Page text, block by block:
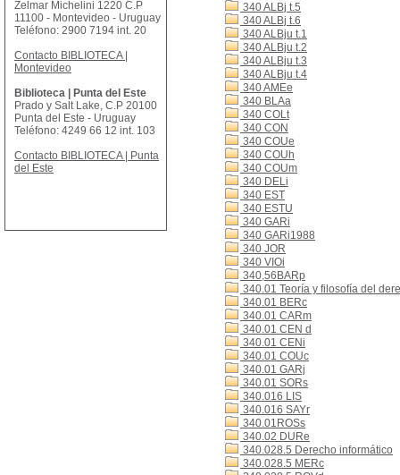
340 ALBj t.5
340 ALBj t.6
340 ALBju t.1
340 ALBju t.2
340 ALBju t.3
340 ALBju t.4
340 AMEe
340 BLAa
340 COLt
340 CON
340 COUe
340 COUh
340 COUm
340 DELi
340 EST
340 ESTU
340 GARi
340 GARi1988
340 JOR
340 VIOi
340,56BARp
340.01 Teoría y filosofía del
340.01 BERc
340.01 CARm
340.01 CEN d
340.01 CENi
340.01 COUc
340.01 GARj
340.01 SORs
340.016 LIS
340.016 SAYr
340.01ROSs
340.02 DURe
340.028.5 Derecho informático
340.028.5 MERc
Zelmar Michelini 1220 C.P
11100 - Montevideo - Uruguay
Teléfono: 2900 7194 int. 20
Contacto BIBLIOTECA |
Montevideo
Biblioteca | Punta del Este
Prado y Salt Lake, C.P 20100
Punta del Este - Uruguay
Teléfono: 4249 66 12 int. 103
Contacto BIBLIOTECA | Punta
del Este